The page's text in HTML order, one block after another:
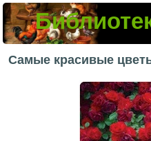
Самые красивые